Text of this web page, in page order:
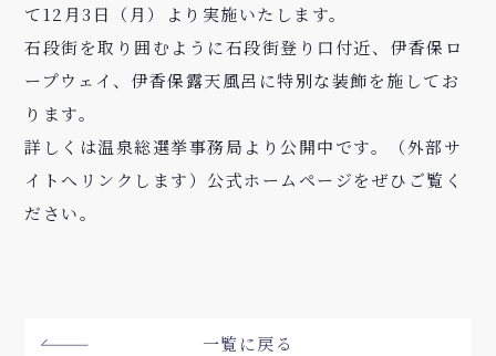
て12月3日（月）より実施いたします。
石段街を取り囲むように石段街登り口付近、伊香保ロ
ープウェイ、伊香保露天風呂に特別な装飾を施してお
ります。
詳しくは温泉総選挙事務局より公開中です。（外部サ
イトへリンクします）公式ホームページをぜひご覧く
ださい。
一覧に戻る